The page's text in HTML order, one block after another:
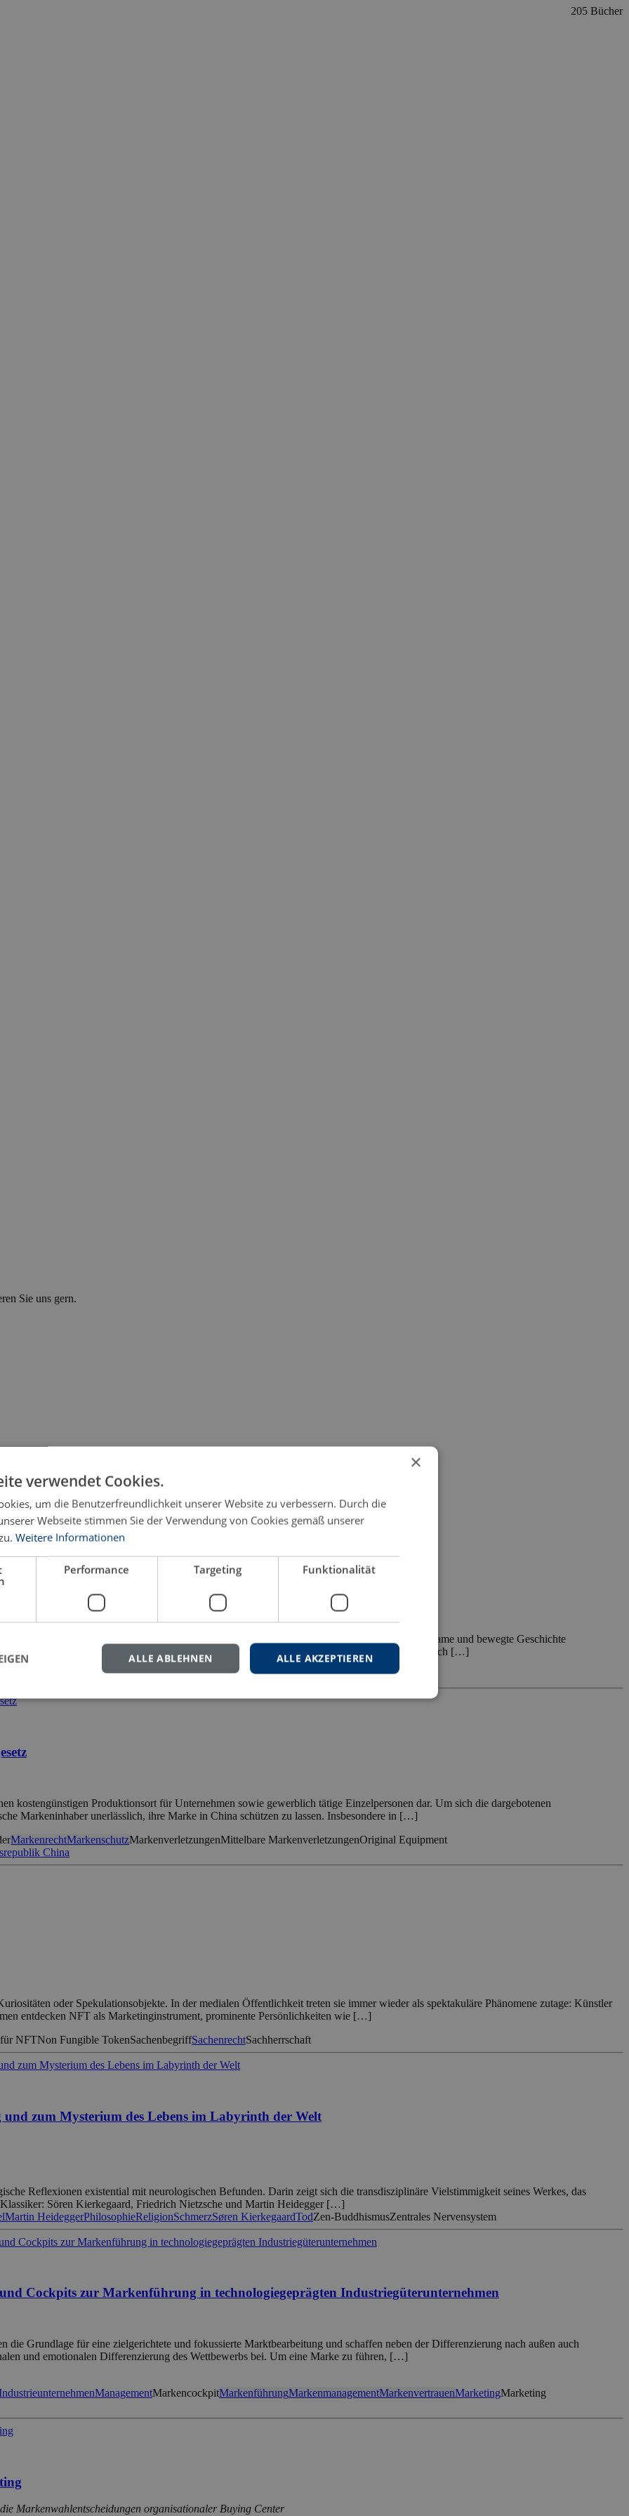
205 Bücher
Sie uns gern.
eds.)
kultúra és a nyelv kontextusában
/ Osztrák és magyar márkák kultúraközvetítő szerepe
wie hängen Marke und Kultur in zwei Nachbarländern zusammen, die auf eine lange, gemeinsame und bewegte Geschichte
beiden Ländern? Was charakterisiert Markennamen, Verpackungen und Werbungen in Österreich […]
ÖsterreichSpracheSprachwissenschaft UngarnWirtschaftswissenschaft
kostengünstigen Produktionsort für Unternehmen sowie gewerblich tätige Einzelpersonen dar. Um sich die dargebotenen
Markeninhaber unerlässlich, ihre Marke in China schützen zu lassen. Insbesondere in […]
MarkenrechtMarkenschutzMarkenverletzungenMittelbare MarkenverletzungenOriginal Equipment
China
oder Spekulationsobjekte. In der medialen Öffentlichkeit treten sie immer wieder als spektakuläre Phänomene zutage: Künstler
entdecken NFT als Marketinginstrument, prominente Persönlichkeiten wie […]
NFTNon Fungible TokenSachenbegriffSachenrechtSachherrschaft
zum Mysterium des Lebens im Labyrinth der Welt
Reflexionen existential mit neurologischen Befunden. Darin zeigt sich die transdisziplinäre Vielstimmigkeit seines Werkes, das
Sören Kierkegaard, Friedrich Nietzsche und Martin Heidegger […]
Martin HeideggerPhilosophieReligionSchmerzSøren KierkegaardTodZen-BuddhismusZentrales Nervensystem
Cockpits zur Markenführung in technologiegeprägten Industriegüterunternehmen
Grundlage für eine zielgerichtete und fokussierte Marktbearbeitung und schaffen neben der Differenzierung nach außen auch
und emotionalen Differenzierung des Wettbewerbs bei. Um eine Marke zu führen, […]
ManagementMarkencockpitMarkenführungMarkenmanagementMarkenvertrauenMarketingMarketing
Markenwahlentscheidungen organisationaler Buying Center
×
verwendet Cookies.
um die Benutzerfreundlichkeit unserer Website zu verbessern. Durch die
Webseite stimmen Sie der Verwendung von Cookies gemäß unserer
Weitere Informationen
Performance Targeting Funktionalität
ALLE AKZEPTIEREN
ALLE ABLEHNEN